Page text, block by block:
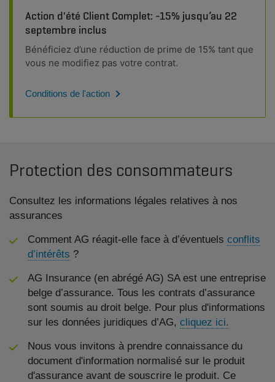
Action d'été Client Complet: -15% jusqu’au 22
septembre inclus
Bénéficiez d’une réduction de prime de 15% tant que
vous ne modifiez pas votre contrat.
Conditions de l'action
Protection des consommateurs
Consultez les informations légales relatives à nos
assurances
Comment AG réagit-elle face à d’éventuels conflits
d’intérêts ?
AG Insurance (en abrégé AG) SA est une entreprise
belge d’assurance. Tous les contrats d’assurance
sont soumis au droit belge. Pour plus d'informations
sur les données juridiques d’AG, cliquez ici.
Nous vous invitons à prendre connaissance du
document d'information normalisé sur le produit
d'assurance avant de souscrire le produit. Ce